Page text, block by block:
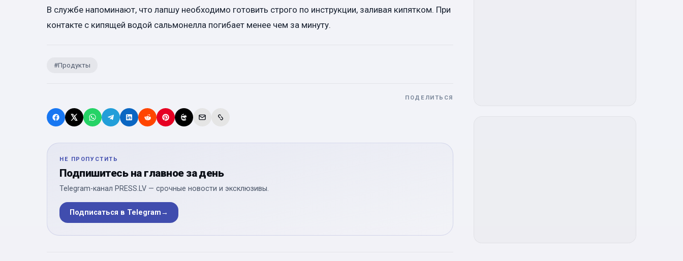
В службе напоминают, что лапшу необходимо готовить строго по инструкции, заливая кипятком. При
контакте с кипящей водой сальмонелла погибает менее чем за минуту.
#Продукты
ПОДЕЛИТЬСЯ
НЕ ПРОПУСТИТЬ
Подпишитесь на главное за день
Telegram-канал PRESS.LV — срочные новости и эксклюзивы.
Подписаться в Telegram→